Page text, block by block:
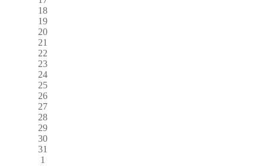
18
19
20
21
22
23
24
25
26
27
28
29
30
31
1